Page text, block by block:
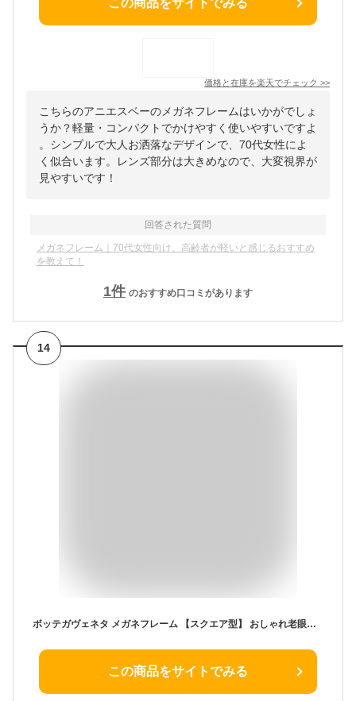
価格と在庫を楽天でチェック >>
こちらのアニエスベーのメガネフレームはいかがでしょ
うか？軽量・コンパクトでかけやすく使いやすいですよ
。シンプルで大人お洒落なデザインで、70代女性によ
く似合います。レンズ部分は大きめなので、大変視界が
見やすいです！
回答された質問
メガネフレーム｜70代女性向け、高齢者が軽いと感じるおすすめ
を教えて！
1件 のおすすめ口コミがあります
14
ボッテガヴェネタ メガネフレーム 【スクエア型】 おしゃれ老眼鏡 PC眼鏡 スマホめがね 伊達メガネ リーディンググラス 眼精疲労 BOTTEGA VENETA BV6508J 5HB 52サイズ ユニセックス メンズ レディース ハイブランド
この商品をサイトでみる